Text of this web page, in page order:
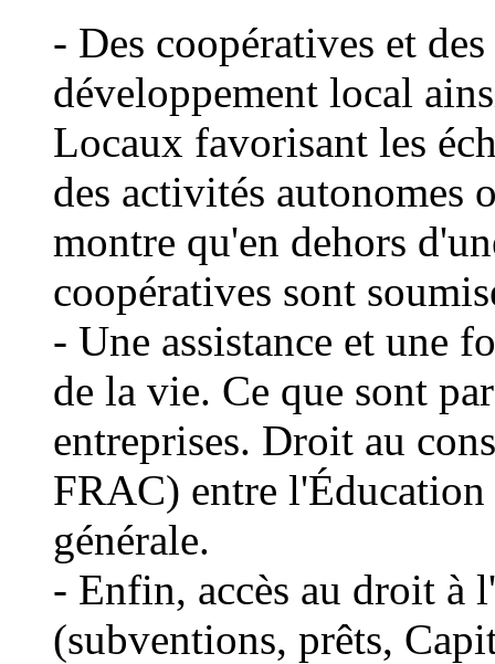
- Des coopératives et
développement local
Locaux favorisant les
des activités autonomes
montre qu'en dehors
coopératives sont
- Une assistance et une
de la vie. Ce que sont
entreprises. Droit au
FRAC) entre
générale.
- Enfin, accès au droit à
(subventions, prêts,